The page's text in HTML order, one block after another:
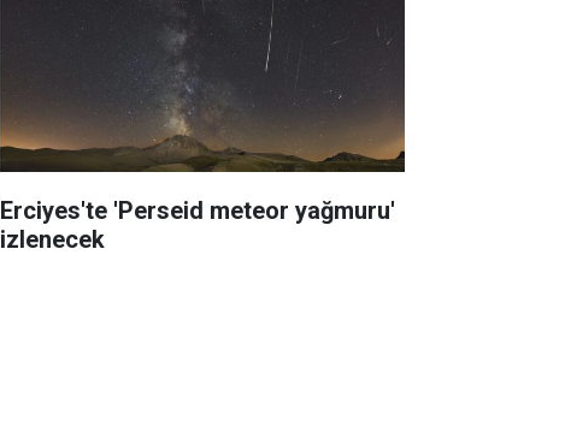
Erciyes'te 'Perseid meteor yağmuru'
izlenecek